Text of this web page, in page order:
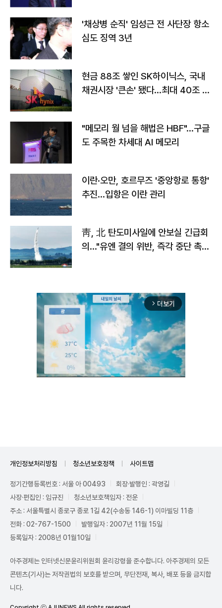
'채상병 순직' 임성근 전 사단장 항소
심도 징역 3년
현금 88조 쌓인 SK하이닉스, 국내
채권시장 '큰손' 됐다…최대 40조 투
"메모리 월 넘을 해법은 HBF"…구글
도 주목한 차세대 AI 메모리
이란·오만, 호르무즈 '중앙항로 통항'
추진…입항은 이란 관리
靑, 北 탄도미사일에 안보실 긴급회
의…"유엔 결의 위반, 즉각 중단 촉
arrow_forward_ios 더보기
개인정보처리방침 청소년보호정책 사이트맵
정기간행등록번호 : 서울 아 00493
회장·발행인 : 곽영길
사장·편집인 : 임규진
청소년보호책임자 : 전운
주소 : 서울특별시 종로구 종로 1길 42(수송동 146-1) 이마빌딩 11층
전화 : 02-767-1500
발행일자 : 2007년 11월 15일
등록일자 : 2008년 01월10일
아주경제는 인터넷신문윤리위원회 윤리강령을 준수합니다. 아주경제의 모든
콘텐츠(기사)는 저작권법의 보호를 받으며, 무단전재, 복사, 배포 등을 금지합
니다.